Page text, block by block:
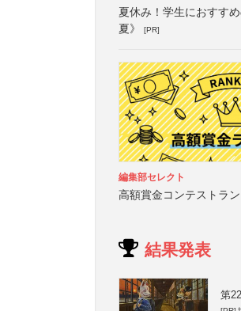
夏休み！学生におすす
夏》
[PR]
編集部セレクト
高額賞金コンテストラ
結果発表
第